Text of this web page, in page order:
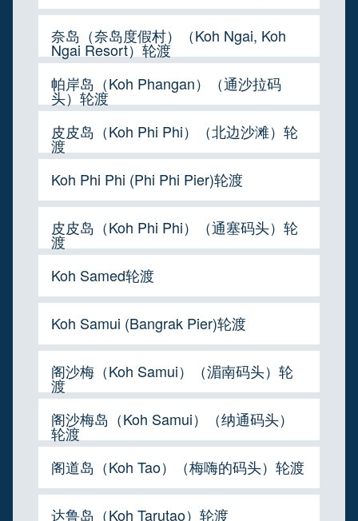
奈岛（奈岛度假村）（Koh Ngai, Koh
Ngai Resort）轮渡
帕岸岛（Koh Phangan）（通沙拉码
头）轮渡
皮皮岛（Koh Phi Phi）（北边沙滩）轮
渡
Koh Phi Phi (Phi Phi Pier)轮渡
皮皮岛（Koh Phi Phi）（通塞码头）轮
渡
Koh Samed轮渡
Koh Samui (Bangrak Pier)轮渡
阁沙梅（Koh Samui）（湄南码头）轮
渡
阁沙梅岛（Koh Samui）（纳通码头）
轮渡
阁道岛（Koh Tao）（梅嗨的码头）轮渡
达鲁岛（Koh Tarutao）轮渡